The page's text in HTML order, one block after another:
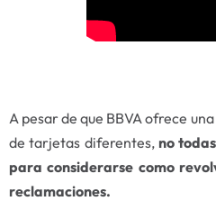
A pesar de que BBVA ofrece
de tarjetas diferentes, no
para considerarse como
reclamaciones.